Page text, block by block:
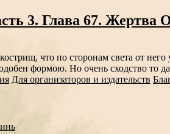
3. Глава 67. Жертва
что по сторонам света от
формою. Но очень сходство то
Для организаторов и издательств